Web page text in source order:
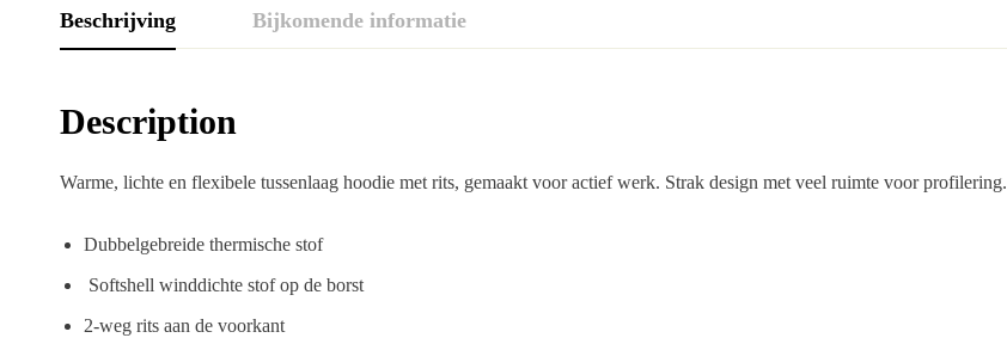
Beschrijving Bijkomende informatie
Description
Warme, lichte en flexibele tussenlaag hoodie met rits, gemaakt voor actief werk. Strak design met veel ruimte voor profilering.
Dubbelgebreide thermische stof
Softshell winddichte stof op de borst
2-weg rits aan de voorkant